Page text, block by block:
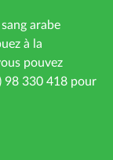
arabe
à la
pouvez
98 330 418 pour